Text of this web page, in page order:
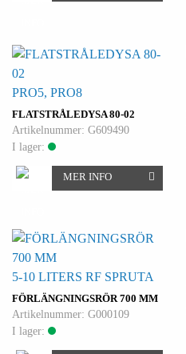
FLATSTRÅLEDYSA 80-02
PRO5, PRO8
Artikelnummer: G609490
I lager:
MER INFO
FÖRLÄNGNINGSRÖR 700 MM
5-10 LITERS RF SPRUTA
Artikelnummer: G000109
I lager: